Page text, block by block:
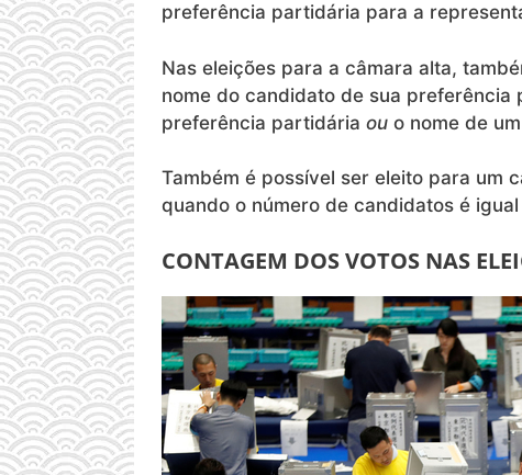
preferência partidária para a
Nas eleições para a câmara alta,
nome do candidato de sua
preferência partidária ou o nome de
Também é possível ser eleito para um
quando o número de candidatos é
CONTAGEM DOS VOTOS NAS